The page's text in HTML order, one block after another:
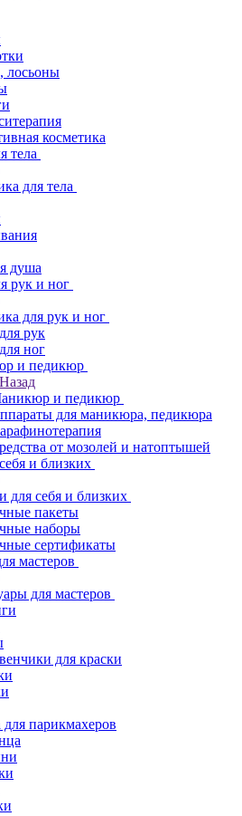
лосьоны
косметика
тела
для тела
душа
рук и ног
для рук и ног
рук
ног
и педикюр
Назад
и педикюр
для маникюра, педикюра
от мозолей и натоптышей
и близких
для себя и близких
пакеты
наборы
сертификаты
мастеров
для мастеров
для краски
парикмахеров